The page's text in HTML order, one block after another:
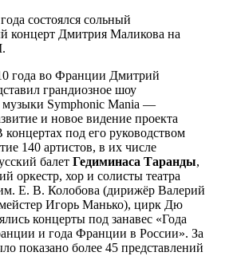
состоялся сольный
концерт Дмитрия Маликова на
года во Франции Дмитрий
грандиозное шоу
музыки Symphonic Mania —
и новое видение проекта
под его руководством
140 артистов, в их числе
балет Гедиминаса Таранды,
оркестр, хор и солисты театра
Е. В. Колобова (дирижёр Валерий
Игорь Манько), цирк Дю
концерты под занавес «Года
и года Франции в России». За
показано более 45 представлений